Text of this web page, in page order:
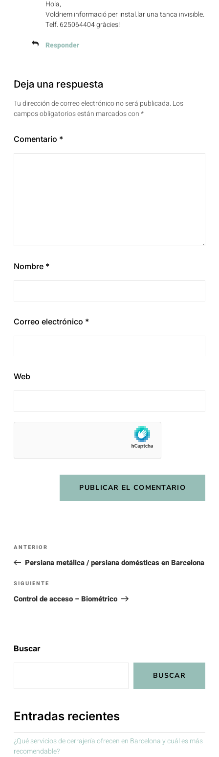
Hola,
Voldriem informació per instal.lar una tanca invisible.
Telf. 625064404 gràcies!
Responder
Deja una respuesta
Tu dirección de correo electrónico no será publicada.Los
campos obligatorios están marcados con*
Comentario *
Nombre *
Correo electrónico *
Web
ANTERIOR
Persiana metálica / persiana domésticas en Barcelona
SIGUIENTE
Control de acceso – Biométrico
Buscar
BUSCAR
Entradas recientes
¿Qué servicios de cerrajería ofrecen en Barcelona y cuál es más
recomendable?